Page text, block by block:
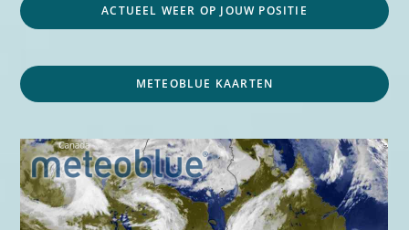
ACTUEEL WEER OP JOUW POSITIE
METEOBLUE KAARTEN